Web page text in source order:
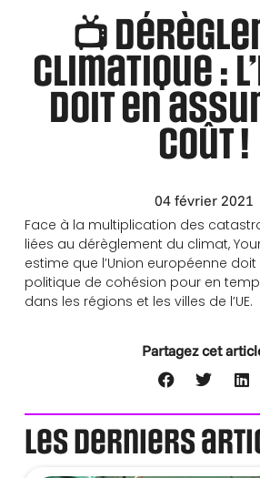
📺
climatique :
doit en
coût !
04 février 2021
Face à la multiplication des
liées au dérèglement du climat​,
estime que l’Union européenne
politique de cohésion pour en
dans les régions et les villes de l’UE​.
Partagez cet
Les derniers